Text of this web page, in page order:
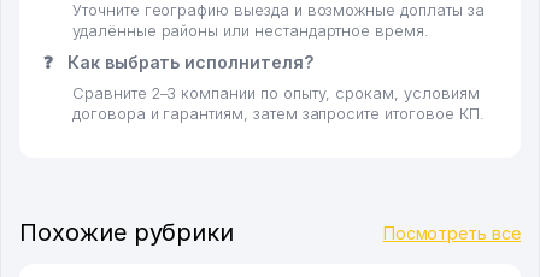
Уточните географию выезда и возможные доплаты за
удалённые районы или нестандартное время.
❓ Как выбрать исполнителя?
Сравните 2–3 компании по опыту, срокам, условиям
договора и гарантиям, затем запросите итоговое КП.
Похожие рубрики Посмотреть все